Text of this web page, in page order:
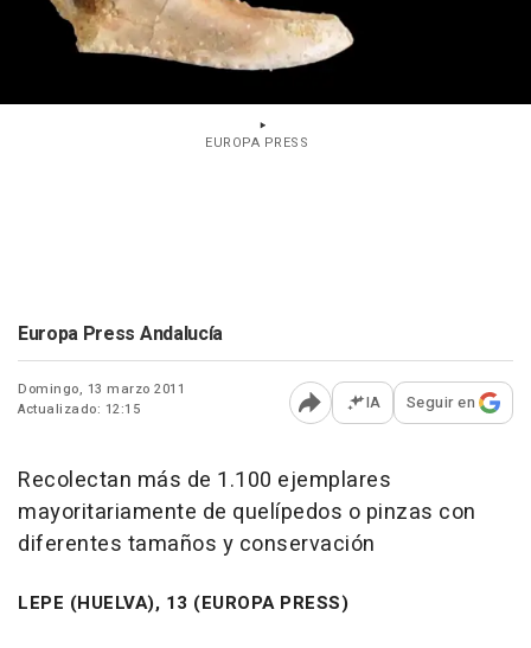
EUROPA PRESS
Europa Press Andalucía
Domingo, 13 marzo 2011
Actualizado: 12:15
Abrir opciones para
IA Seguir en
Recolectan más de 1.100 ejemplares
mayoritariamente de quelípedos o pinzas con
diferentes tamaños y conservación
LEPE (HUELVA), 13 (EUROPA PRESS)